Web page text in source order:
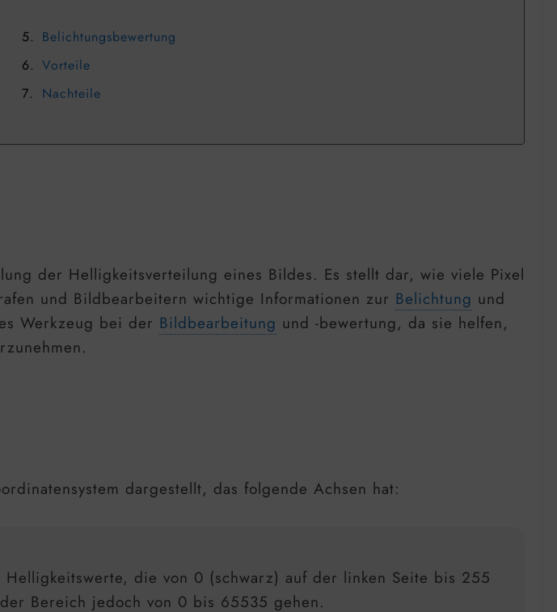
Belichtungsbewertung
Vorteile
Nachteile
der Helligkeitsverteilung eines Bildes. Es stellt dar, wie viele Pixel
und Bildbearbeitern wichtige Informationen zur Belichtung und
Werkzeug bei der Bildbearbeitung und -bewertung, da sie helfen,
dargestellt, das folgende Achsen hat:
die von 0 (schwarz) auf der linken Seite bis 255
Bereich jedoch von 0 bis 65535 gehen.